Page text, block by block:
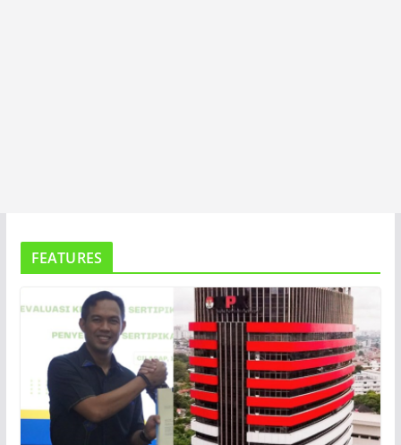
FEATURES